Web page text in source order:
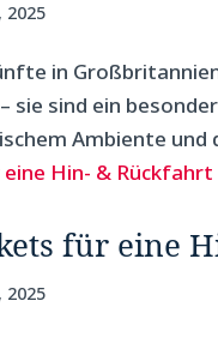
2025
in
sie sind ein
Ambiente und
für eine
2025